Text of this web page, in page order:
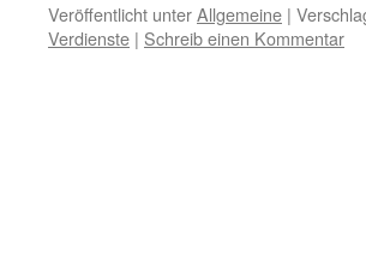
Veröffentlicht unterAllgemeine |
Verdienste | Schreib einen Kommentar